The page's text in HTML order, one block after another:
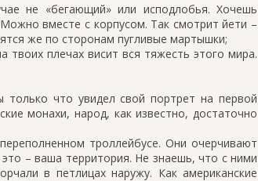
не «бегающий» или исподлобья. Хочешь
вместе с корпусом. Так смотрит йети –
же по сторонам пугливые мартышки;
плечах висит вся тяжесть этого мира.
что увидел свой портрет на первой
монахи, народ, как известно, достаточно
троллейбусе. Они очерчивают
– ваша территория. Не знаешь, что с ними
в петлицах наружу. Как американские